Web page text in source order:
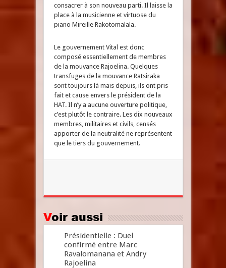
consacrer à son nouveau parti. Il laisse la
place à la musicienne et virtuose du
piano Mireille Rakotomalala.
Le gouvernement Vital est donc
composé essentiellement de membres
de la mouvance Rajoelina. Quelques
transfuges de la mouvance Ratsiraka
sont toujours là mais depuis, ils ont pris
fait et cause envers le président de la
HAT. Il n’y a aucune ouverture politique,
c’est plutôt le contraire. Les dix nouveaux
membres, militaires et civils, censés
apporter de la neutralité ne représentent
que le tiers du gouvernement.
Voir aussi
Présidentielle : Duel
confirmé entre Marc
Ravalomanana et Andry
Rajoelina